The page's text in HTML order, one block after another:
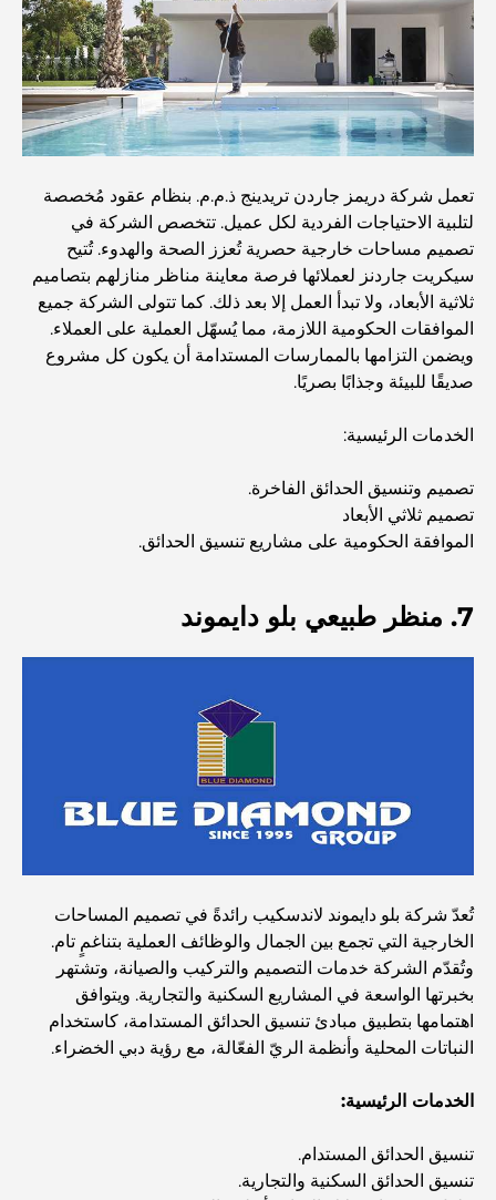
نادي شاطئ العائلة في دبي: حيث يلتقي المرح بالاسترخاء
أفضل مدارس البكالوريا الدولية في دبي: دليل شامل لأولياء
الأمور
المخطط الرئيسي لتلال دبي: رؤية للحياة المجتمعية العصرية
مطعم دار أوبرا دبي: حيث يلتقي الطعام الفاخر بالثقافة
أغلى ماركات البدلات التي تُعرّف مفهوم الخياطة الفاخرة
مطاعم شاطئ J1: وجهة دبي الجديدة لتناول الطعام الفاخر
أغلى ساعات رولكس التي بيعت على الإطلاق
حضانة أطفال في دبي هيلز: دليل للآباء
أغلى سيارات مرسيدس التي تم تصنيعها على الإطلاق
الانتقال إلى دبي من أستراليا: دليل شامل للانتقال
رحلة سفاري فاخرة ليلية في دبي: ملاذ فاخر
أغلى سيارات تسلا: الابتكار يلتقي بالأداء
أغنى عشر دول في العالم
تعمل شركة دريمز جاردن تريدينج ذ.م.م. بنظام عقود مُخصصة
لتلبية الاحتياجات الفردية لكل عميل. تتخصص الشركة في
تصميم مساحات خارجية حصرية تُعزز الصحة والهدوء. تُتيح
سيكريت جاردنز لعملائها فرصة معاينة مناظر منازلهم بتصاميم
ثلاثية الأبعاد، ولا تبدأ العمل إلا بعد ذلك. كما تتولى الشركة جميع
الموافقات الحكومية اللازمة، مما يُسهّل العملية على العملاء.
ويضمن التزامها بالممارسات المستدامة أن يكون كل مشروع
صديقًا للبيئة وجذابًا بصريًا.
الخدمات الرئيسية:
تصميم وتنسيق الحدائق الفاخرة.
تصميم ثلاثي الأبعاد
الموافقة الحكومية على مشاريع تنسيق الحدائق.
7. منظر طبيعي بلو دايموند
تُعدّ شركة بلو دايموند لاندسكيب رائدةً في تصميم المساحات
الخارجية التي تجمع بين الجمال والوظائف العملية بتناغمٍ تام.
وتُقدّم الشركة خدمات التصميم والتركيب والصيانة، وتشتهر
بخبرتها الواسعة في المشاريع السكنية والتجارية. ويتوافق
اهتمامها بتطبيق مبادئ تنسيق الحدائق المستدامة، كاستخدام
النباتات المحلية وأنظمة الريّ الفعّالة، مع رؤية دبي الخضراء.
الخدمات الرئيسية:
تنسيق الحدائق المستدام.
تنسيق الحدائق السكنية والتجارية.